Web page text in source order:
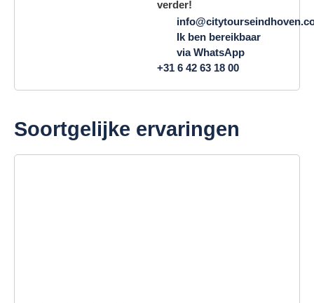
verder!
Ik ben bereikbaar
via WhatsApp
+31 6 42 63 18 00
Soortgelijke ervaringen